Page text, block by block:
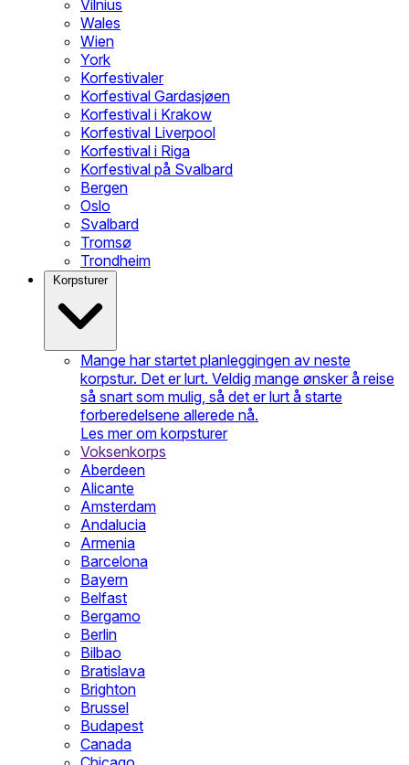
Vilnius
Wales
Wien
York
Korfestivaler
Korfestival Gardasjøen
Korfestival i Krakow
Korfestival Liverpool
Korfestival i Riga
Korfestival på Svalbard
Bergen
Oslo
Svalbard
Tromsø
Trondheim
Korpsturer
Mange har startet planleggingen av neste
korpstur. Det er lurt. Veldig mange ønsker å reise
så snart som mulig, så det er lurt å starte
forberedelsene allerede nå.
Les mer om korpsturer
Voksenkorps
Aberdeen
Alicante
Amsterdam
Andalucia
Armenia
Barcelona
Bayern
Belfast
Bergamo
Berlin
Bilbao
Bratislava
Brighton
Brussel
Budapest
Canada